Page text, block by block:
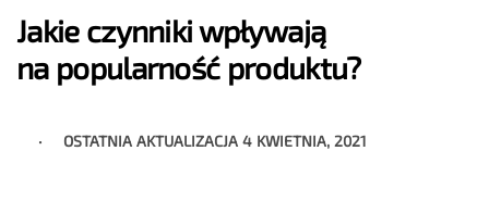
Jakie czynniki wpływają
na popularność produktu?
OSTATNIA AKTUALIZACJA4 KWIETNIA, 2021